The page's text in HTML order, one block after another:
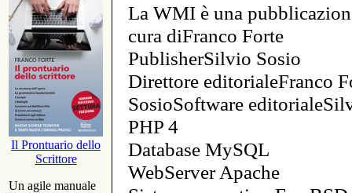
Il Prontuario dello
Scrittore
Un agile manuale
La WMI è una
cura diFranco Forte
PublisherSilvio Sosio
Direttore editorialeFranco
SosioSoftware
PHP 4
Database MySQL
WebServer Apache